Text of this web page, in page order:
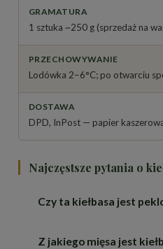
GRAMATURA
1 sztuka ~250 g (sprzedaż na
PRZECHOWYWANIE
Lodówka 2–6°C; po otwarciu
DOSTAWA
DPD, InPost — papier
Najczęstsze pytania o
Czy ta kiełbasa jest
Nie — to wyrób
Z jakiego mięsa jest